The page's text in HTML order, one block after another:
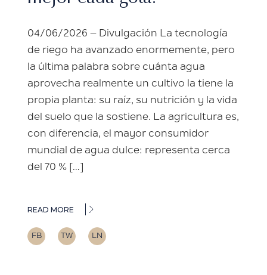
04/06/2026 – Divulgación La tecnología
de riego ha avanzado enormemente, pero
la última palabra sobre cuánta agua
aprovecha realmente un cultivo la tiene la
propia planta: su raíz, su nutrición y la vida
del suelo que la sostiene. La agricultura es,
con diferencia, el mayor consumidor
mundial de agua dulce: representa cerca
del 70 % […]
READ MORE
FB TW LN